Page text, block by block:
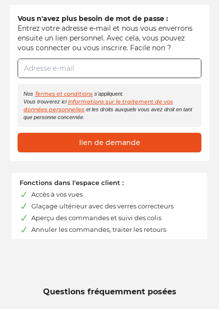
Vous n'avez plus besoin de mot de passe :
Entrez votre adresse e-mail et nous vous enverrons
ensuite un lien personnel. Avec cela, vous pouvez
vous connecter ou vous inscrire. Facile non ?
Adresse e-mail
Nos Termes et conditions s'appliquent.
Vous trouverez iciInformations sur le traitement de vos
données personnelles et les droits auxquels vous avez droit en tant
que personne concernée.
lien de demande
Fonctions dans l'espace client :
Accès à vos vues
Glaçage ultérieur avec des verres correcteurs
Aperçu des commandes et suivi des colis
Annuler les commandes, traiter les retours
Questions fréquemment posées